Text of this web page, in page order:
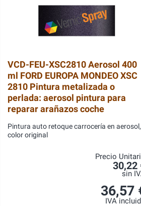
VCD-FEU-XSC2810Aerosol 400
ml FORD EUROPA MONDEO XSC
2810 Pintura metalizada o
perlada: aerosol pintura para
reparar arañazos coche
Pintura auto retoque carrocería en aerosol,
color original
Precio
30,22
sin
36,57
IVA